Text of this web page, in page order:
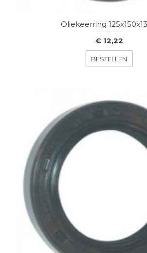
Oliekeerring
€ 12,22
BESTELLEN